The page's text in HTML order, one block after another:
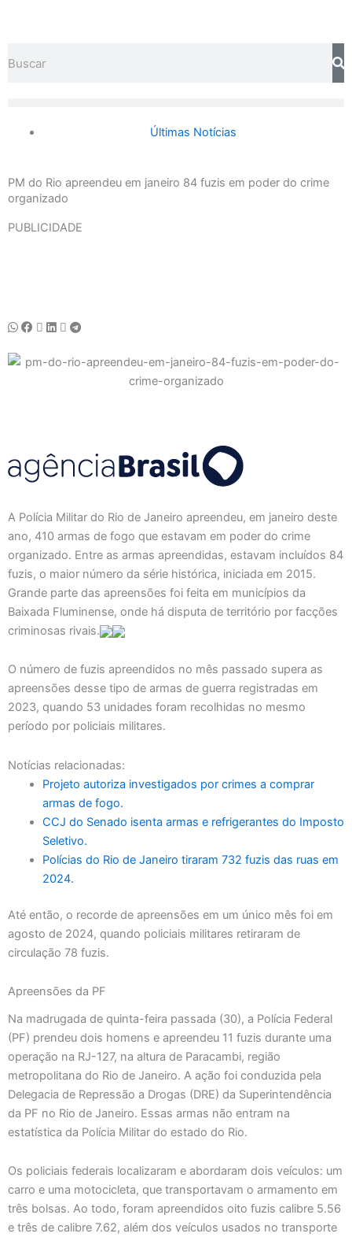
conteúdo
Últimas Notícias
PM do Rio apreendeu em janeiro 84 fuzis em poder do crime
organizado
PUBLICIDADE
A Polícia Militar do Rio de Janeiro apreendeu, em janeiro deste
ano, 410 armas de fogo que estavam em poder do crime
organizado. Entre as armas apreendidas, estavam incluídos 84
fuzis, o maior número da série histórica, iniciada em 2015.
Grande parte das apreensões foi feita em municípios da
Baixada Fluminense, onde há disputa de território por facções
criminosas rivais.
O número de fuzis apreendidos no mês passado supera as
apreensões desse tipo de armas de guerra registradas em
2023, quando 53 unidades foram recolhidas no mesmo
período por policiais militares.
Notícias relacionadas:
Projeto autoriza investigados por crimes a comprar
armas de fogo.
CCJ do Senado isenta armas e refrigerantes do Imposto
Seletivo.
Polícias do Rio de Janeiro tiraram 732 fuzis das ruas em
2024.
Até então, o recorde de apreensões em um único mês foi em
agosto de 2024, quando policiais militares retiraram de
circulação 78 fuzis.
Apreensões da PF
Na madrugada de quinta-feira passada (30), a Polícia Federal
(PF) prendeu dois homens e apreendeu 11 fuzis durante uma
operação na RJ-127, na altura de Paracambi, região
metropolitana do Rio de Janeiro. A ação foi conduzida pela
Delegacia de Repressão a Drogas (DRE) da Superintendência
da PF no Rio de Janeiro. Essas armas não entram na
estatística da Polícia Militar do estado do Rio.
Os policiais federais localizaram e abordaram dois veículos: um
carro e uma motocicleta, que transportavam o armamento em
três bolsas. Ao todo, foram apreendidos oito fuzis calibre 5.56
e três de calibre 7.62, além dos veículos usados no transporte